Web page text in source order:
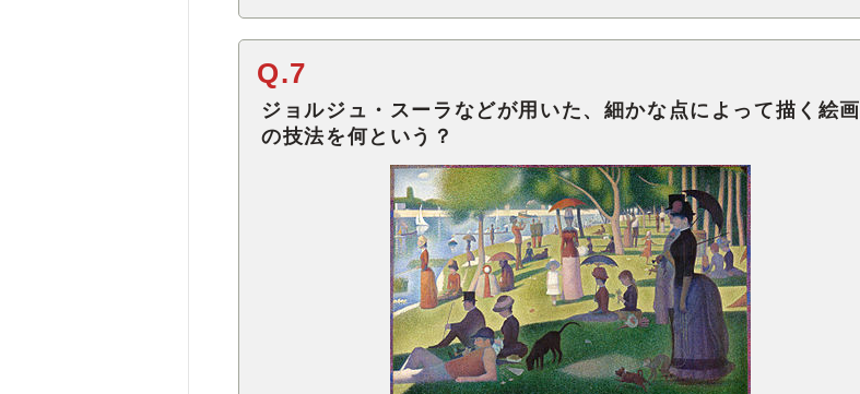
Q.7
ジョルジュ・スーラなどが用いた、細かな点によって描く絵画
の技法を何という？